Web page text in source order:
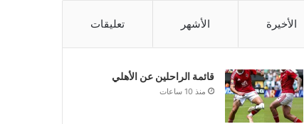
الأخيرة الأشهر تعليقات
قائمة الراحلين عن الأهلي
منذ 10 ساعات